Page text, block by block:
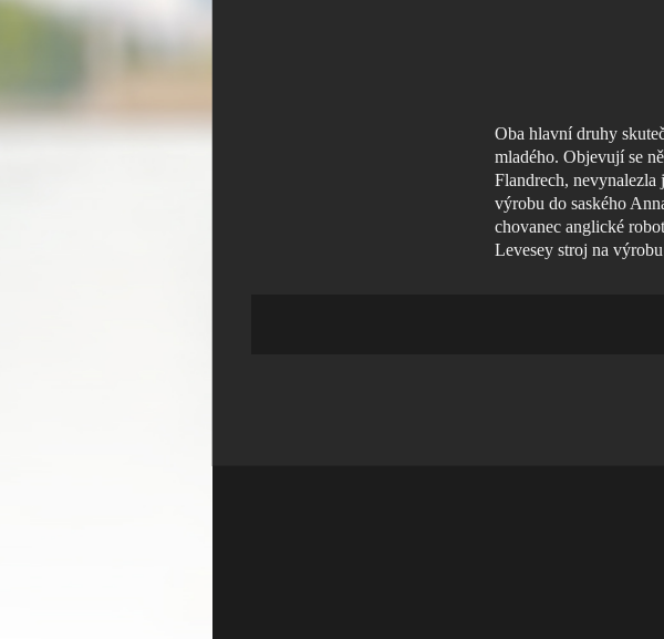
Oba hlavní druhy
mladého. Objevují se
Flandrech,
výrobu do saského
chovanec anglické
Levesey stroj na